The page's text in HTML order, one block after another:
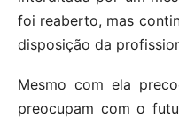
foi reaberto, mas
disposição da
Mesmo com ela
preocupam com o